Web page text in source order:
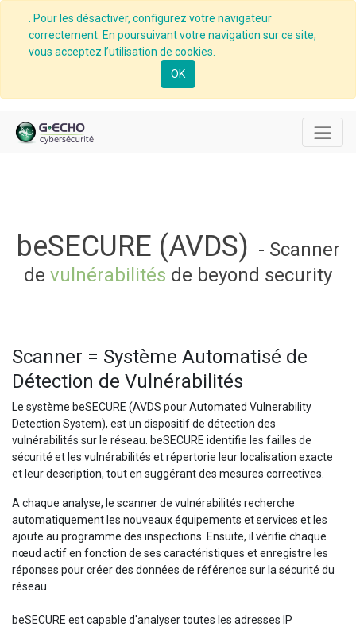
. Pour les désactiver, configurez votre navigateur
correctement. En poursuivant votre navigation sur ce site,
vous acceptez l’utilisation de cookies.
OK
beSECURE (AVDS) - Scanner
de vulnérabilités de beyond security
Scanner = Système Automatisé de
Détection de Vulnérabilités
Le système beSECURE (AVDS pour Automated Vulnerability
Detection System), est un dispositif de détection des
vulnérabilités sur le réseau. beSECURE identifie les failles de
sécurité et les vulnérabilités et répertorie leur localisation exacte
et leur description, tout en suggérant des mesures correctives.
A chaque analyse, le scanner de vulnérabilités recherche
automatiquement les nouveaux équipements et services et les
ajoute au programme des inspections. Ensuite, il vérifie chaque
nœud actif en fonction de ses caractéristiques et enregistre les
réponses pour créer des données de référence sur la sécurité du
réseau.
beSECURE est capable d'analyser toutes les adresses IP